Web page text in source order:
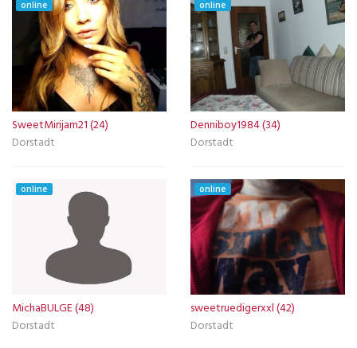
online
SweetMirijam21 (24)
Dorstadt
online
Denniboy1984 (34)
Dorstadt
online
MichaBULGE (48)
Dorstadt
online
sweetruedigerxxl (42)
Dorstadt